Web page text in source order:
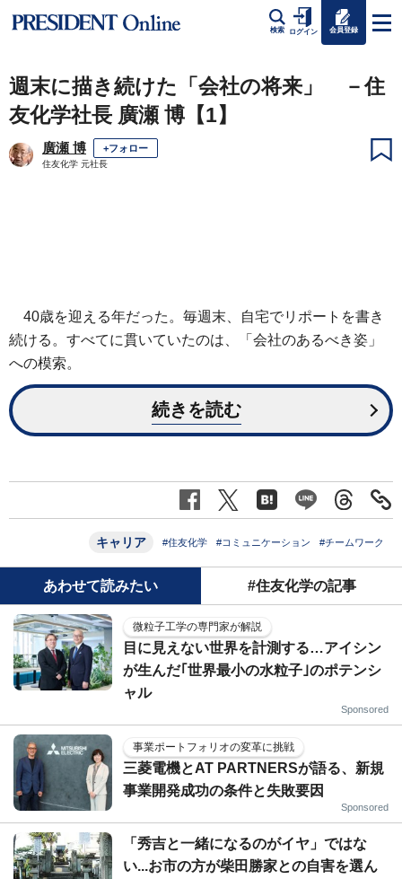
検索 ログイン 会員登録
週末に描き続けた「会社の将来」 －住
友化学社長 廣瀬 博【1】
廣瀬 博 +フォロー
住友化学 元社長
40歳を迎える年だった。毎週末、自宅でリポートを書き
続ける。すべてに貫いていたのは、「会社のあるべき姿」
への模索。
続きを読む
キャリア #住友化学 #コミュニケーション #チームワーク
あわせて読みたい #住友化学の記事
微粒子工学の専門家が解説
目に見えない世界を計測する…アイシン
が生んだ｢世界最小の水粒子｣のポテンシ
ャル
Sponsored
事業ポートフォリオの変革に挑戦
三菱電機とAT PARTNERSが語る、新規
事業開発成功の条件と失敗要因
Sponsored
「秀吉と一緒になるのがイヤ」ではな
い...お市の方が柴田勝家との自害を選ん